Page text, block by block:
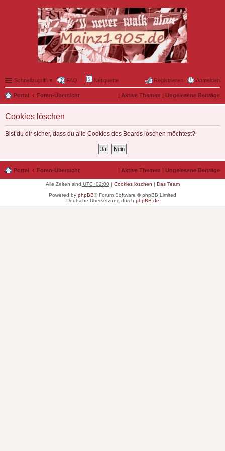
Schnellzugriff ▼ FAQ Netiquette Anmelden
Registrieren
Portal Foren-Übersicht | Aktive Themen | Ungelesene Beiträge
Cookies löschen
Bist du dir sicher, dass du alle Cookies des Boards löschen möchtest?
Portal Foren-Übersicht | Aktive Themen | Ungelesene Beiträge
Alle Zeiten sind UTC+02:00| Cookies löschen | Das Team
Powered by phpBB® Forum Software © phpBB Limited
Deutsche Übersetzung durch phpBB.de